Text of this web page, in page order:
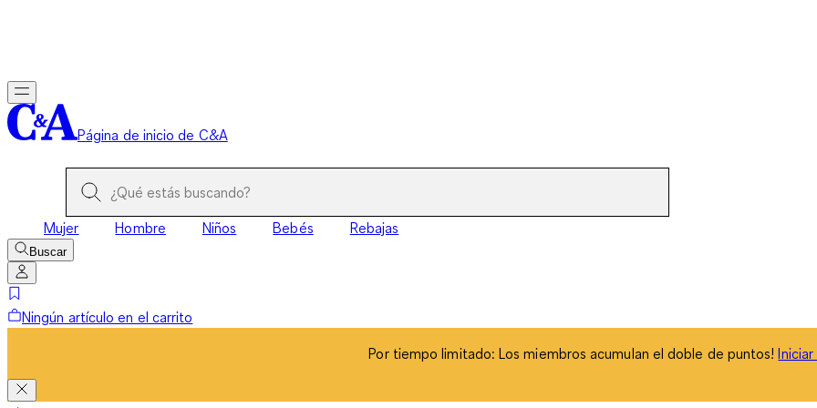
Página de inicio de C&A
Mujer Hombre Niños Bebés Rebajas
Buscar
Ningún artículo en el carrito
Por tiempo limitado: Los miembros acumulan el doble de puntos!